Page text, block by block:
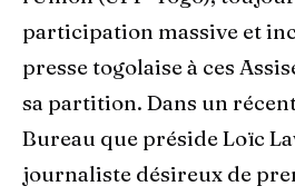
participation massive et
presse togolaise à ces
sa partition. Dans un
Bureau que préside Loïc
journaliste désireux de